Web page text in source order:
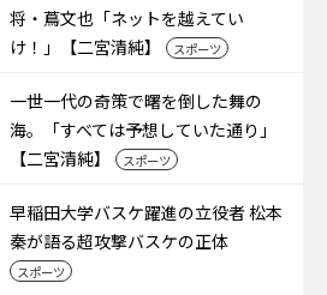
将・蔦文也「ネットを越えてい
け！」【二宮清純】
スポーツ
一世一代の奇策で曙を倒した舞の
海。「すべては予想していた通り」
【二宮清純】
スポーツ
早稲田大学バスケ躍進の立役者 松本
秦が語る超攻撃バスケの正体
スポーツ